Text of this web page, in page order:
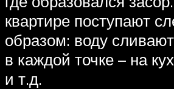
квартире поступают
образом: воду
в каждой точке – на
и т.д.